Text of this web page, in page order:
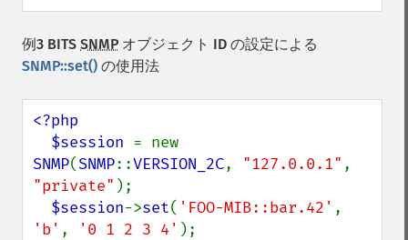
例3 BITS SNMP オブジェクト ID の設定による
SNMP::set() の使用法
<?php
  $session
SNMP(SNMP::VERSION_2C, "127.0.0.1"
"private" );
$session->set( 'FOO-MIB::bar.42'
'b' , '0 1 2 3 4'